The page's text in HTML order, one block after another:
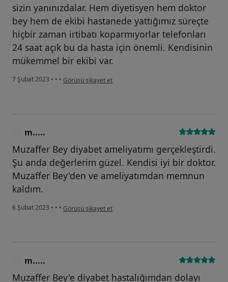
sizin yanınızdalar. Hem diyetisyen hem doktor
bey hem de ekibi hastanede yattığımız süreçte
hiçbir zaman irtibatı koparmıyorlar telefonları
24 saat açık bu da hasta için önemli. Kendisinin
mükemmel bir ekibi var.
7 Şubat 2023 • • • kullanıcının görüşüne göre b.....
Görüşü şikayet et
m.....
Muzaffer Bey diyabet ameliyatımı gerçekleştirdi.
Şu anda değerlerim güzel. Kendisi iyi bir doktor.
Muzaffer Bey'den ve ameliyatımdan memnun
kaldım.
6 Şubat 2023 • • • kullanıcının görüşüne göre m.....
Görüşü şikayet et
m.....
Muzaffer Bey'e diyabet hastalığımdan dolayı